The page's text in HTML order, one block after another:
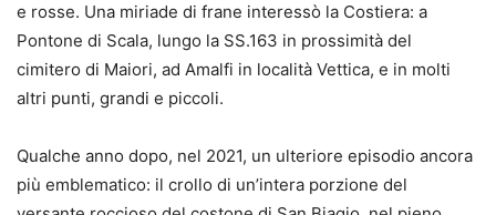
e rosse. Una miriade di frane interessò la Costiera: a
Pontone di Scala, lungo la SS.163 in prossimità del
cimitero di Maiori, ad Amalfi in località Vettica, e in molti
altri punti, grandi e piccoli.
Qualche anno dopo, nel 2021, un ulteriore episodio ancora
più emblematico: il crollo di un’intera porzione del